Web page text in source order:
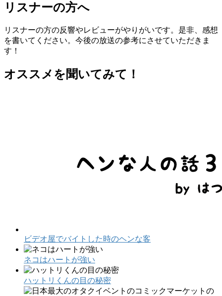
リスナーの方へ
リスナーの方の反響やレビューがやりがいです。是非、感想
を書いてください。今後の放送の参考にさせていただきま
す！
オススメを聞いてみて！
ビデオ屋でバイトした時のヘンな客
ネコはハートが強い
ハットリくんの目の秘密